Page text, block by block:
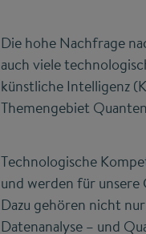
Die hohe Nachfrage
auch viele
künstliche Intelligenz
Themengebiet
Technologische
und werden für
Dazu gehören nicht
Datenanalyse – und